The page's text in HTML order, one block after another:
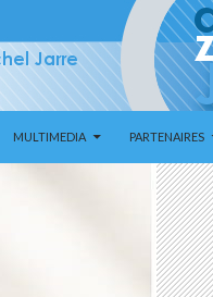
MULTIMEDIA PARTENAIRES